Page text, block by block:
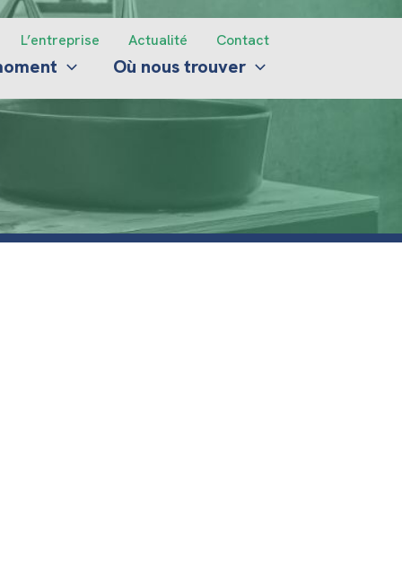
L’entreprise Actualité Contact
Où nous trouver